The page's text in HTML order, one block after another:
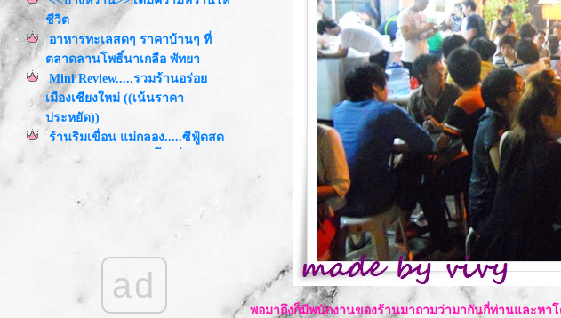
ชีวิต
อาหารทะเลสดๆ ราคาบ้านๆ ที่
ตลาดลานโพธิ์นาเกลือ พัทยา
Mini Review.....รวมร้านอร่อ
เมืองเชียงใหม่ ((เน้นราคา
ประหยัด))
ร้านริมเขื่อน แม่กลอง.....ซีฟู้ดสด
น่ารักอย่างเดียวมันยังไม่
~MiNi รีวิว~ 2 ร้านดังเมืองพัทยา
อร่อย 24 ชม. ที่่่โชคดีติมซำ
อร่อยชิลๆ บ้านๆ ในห้องอาหาร
รงแรม...@ Square One Dusit
ad
พอมาถึงก็มีพนักงานของร้านมาถามว่ามากันกี่ท่านและหาโ